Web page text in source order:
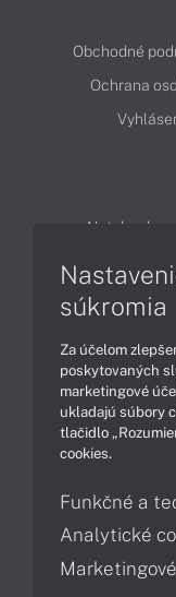
Obchodné
Ochrana
Notebooky
Podpora a servis
súkromia
Za účelom
poskytovaných
marketingové
ukladajú súbory
tlačidlo
cookies.
Funkčné a
Analytické